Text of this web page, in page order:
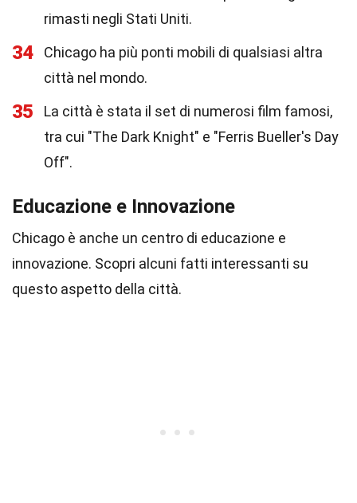
rimasti negli Stati Uniti.
34
Chicago ha più ponti mobili di qualsiasi altra
città nel mondo.
35
La città è stata il set di numerosi film famosi,
tra cui "The Dark Knight" e "Ferris Bueller's Day
Off".
Educazione e Innovazione
Chicago è anche un centro di educazione e
innovazione. Scopri alcuni fatti interessanti su
questo aspetto della città.